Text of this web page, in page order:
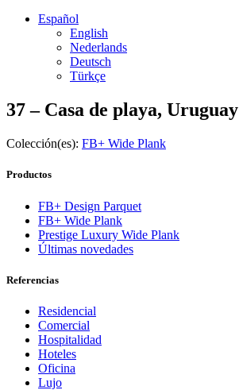
Español
English
Nederlands
Deutsch
Türkçe
37 – Casa de playa, Uruguay
Colección(es): FB+ Wide Plank
Productos
FB+ Design Parquet
FB+ Wide Plank
Prestige Luxury Wide Plank
Últimas novedades
Referencias
Residencial
Comercial
Hospitalidad
Hoteles
Oficina
Lujo